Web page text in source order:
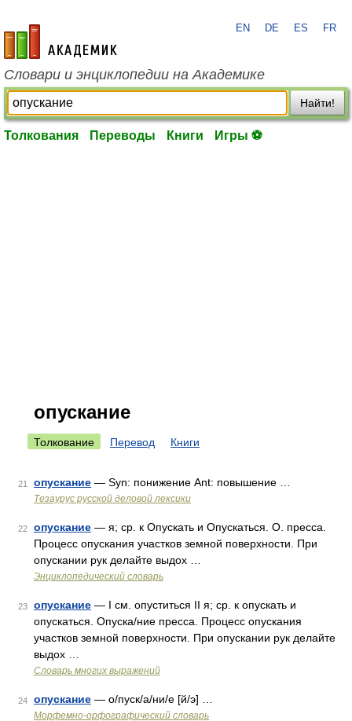
academic.ru
EN DE ES FR
Словари и энциклопедии на Академике
Найти!
Толкования Переводы Книги Игры ⚽
опускание
Толкование Перевод Книги
21 опускание — Syn: понижение Ant: повышение …
Тезаурус русской деловой лексики
22 опускание — я; ср. к Опускать и Опускаться. О. пресса.
Процесс опускания участков земной поверхности. При
опускании рук делайте выдох …
Энциклопедический словарь
23 опускание — I см. опуститься II я; ср. к опускать и
опускаться. Опуска/ние пресса. Процесс опускания
участков земной поверхности. При опускании рук делайте
выдох …
Словарь многих выражений
24 опускание — о/пуск/а/ни/е [й/э] …
Морфемно-орфографический словарь